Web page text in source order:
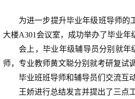
为进一步提升毕业年级班导师的
大楼A301会议室， 成功举办了毕业年
会上，毕业年级辅导员分别就年
师，专业教师黄文聪分别就考研复试
毕业班班导师和辅导员们交流互
王娇进行总结发言并提出了三点